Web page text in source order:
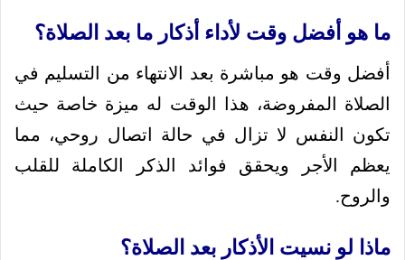
ما هو أفضل وقت لأداء أذكار ما بعد الصلاة؟
أفضل وقت هو مباشرة بعد الانتهاء من التسليم في
الصلاة المفروضة، هذا الوقت له ميزة خاصة حيث
تكون النفس لا تزال في حالة اتصال روحي، مما
يعظم الأجر ويحقق فوائد الذكر الكاملة للقلب
والروح.
ماذا لو نسيت الأذكار بعد الصلاة؟